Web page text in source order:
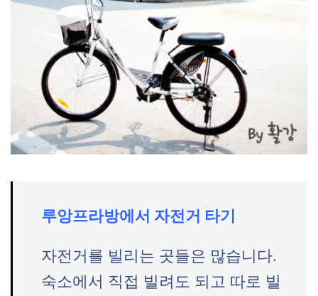
루앙프라방에서 자전거 타기
자전거를 빌리는 곳들은 많습니다.
숙소에서 직접 빌려도 되고 따로 빌